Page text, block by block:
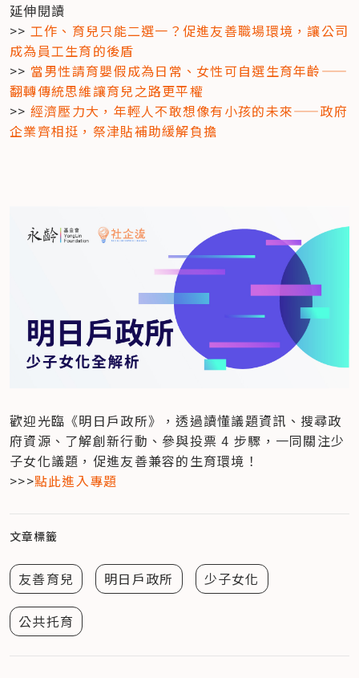
延伸閱讀
>> 工作、育兒只能二選一？促進友善職場環境，讓公司
成為員工生育的後盾
>> 當男性請育嬰假成為日常、女性可自選生育年齡——
翻轉傳統思維讓育兒之路更平權
>> 經濟壓力大，年輕人不敢想像有小孩的未來——政府
企業齊相挺，祭津貼補助緩解負擔
歡迎光臨《明日戶政所》，透過讀懂議題資訊、搜尋政
府資源、了解創新行動、參與投票 4 步驟，一同關注少
子女化議題，促進友善兼容的生育環境！
>>>點此進入專題
文章標籤
友善育兒 明日戶政所 少子女化
公共托育